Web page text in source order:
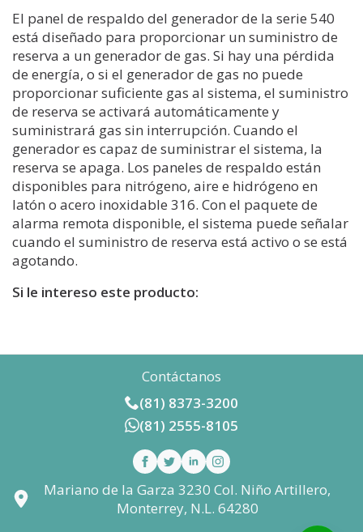
El panel de respaldo del generador de la serie 540
está diseñado para proporcionar un suministro de
reserva a un generador de gas. Si hay una pérdida
de energía, o si el generador de gas no puede
proporcionar suficiente gas al sistema, el suministro
de reserva se activará automáticamente y
suministrará gas sin interrupción. Cuando el
generador es capaz de suministrar el sistema, la
reserva se apaga. Los paneles de respaldo están
disponibles para nitrógeno, aire e hidrógeno en
latón o acero inoxidable 316. Con el paquete de
alarma remota disponible, el sistema puede señalar
cuando el suministro de reserva está activo o se está
agotando.
Si le intereso este producto:
Contáctanos
(81) 8373-3200
(81) 2555-8105
Mariano de la Garza 3230 Col. Niño Artillero,
Monterrey, N.L. 64280